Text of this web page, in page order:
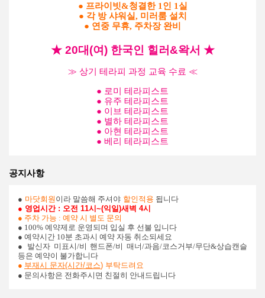
● 프라이빗&청결한 1인 1실
● 각 방 샤워실, 미러룸 설치
● 연중 무휴, 주차장 완비
★ 20대 (여) 한국인 힐러&왁서 ★
≫ 상기 테라피 과정 교육 수료 ≪
● 로미 테라피스트
● 유주 테라피스트
● 이브 테라피스트
● 별하 테라피스트
● 아현 테라피스트
● 베리 테라피스트
공지사항
● 마닷회원 이라 말씀해 주셔야 할인적용 됩니다
● 영업시간 : 오전 11시~(익일)새벽 4시
● 주차 가능 : 예약 시 별도 문의
● 100% 예약제로 운영되며 입실 후 선불 입니다
● 예약시간 10분 초과시 예약 자동 취소되세요
● 발신자 미표시/비 핸드폰/비 매너/과음/코스거부/무단&상습캔슬
등은 예약이 불가합니다
● 부재시 문자(시간/코스) 부탁드려요
● 문의사항은 전화주시면 친절히 안내드립니다